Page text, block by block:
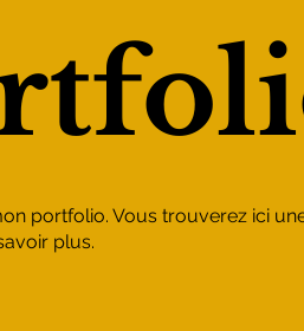
portfolio. Vous trouverez ici
plus.